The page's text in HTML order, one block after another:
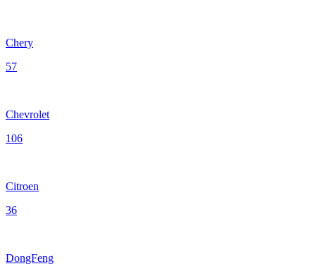
Chery
57
Chevrolet
106
Citroen
36
DongFeng